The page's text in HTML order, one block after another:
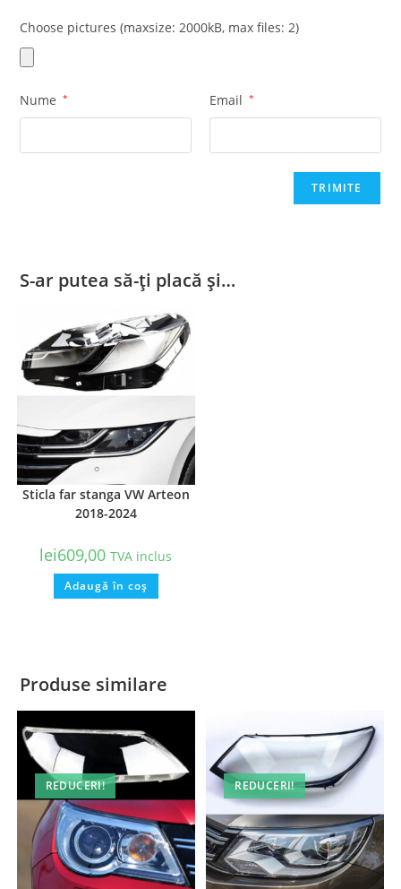
Choose pictures (maxsize: 2000kB, max files: 2)
Nume * Email *
S-ar putea să-ți placă și…
Sticla far stanga VW Arteon
2018-2024
lei609,00 TVA inclus
Adaugă în coș
Produse similare
REDUCERI! REDUCERI!